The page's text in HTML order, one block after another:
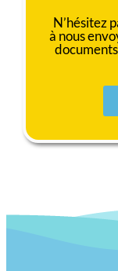
N’hésitez
à nous